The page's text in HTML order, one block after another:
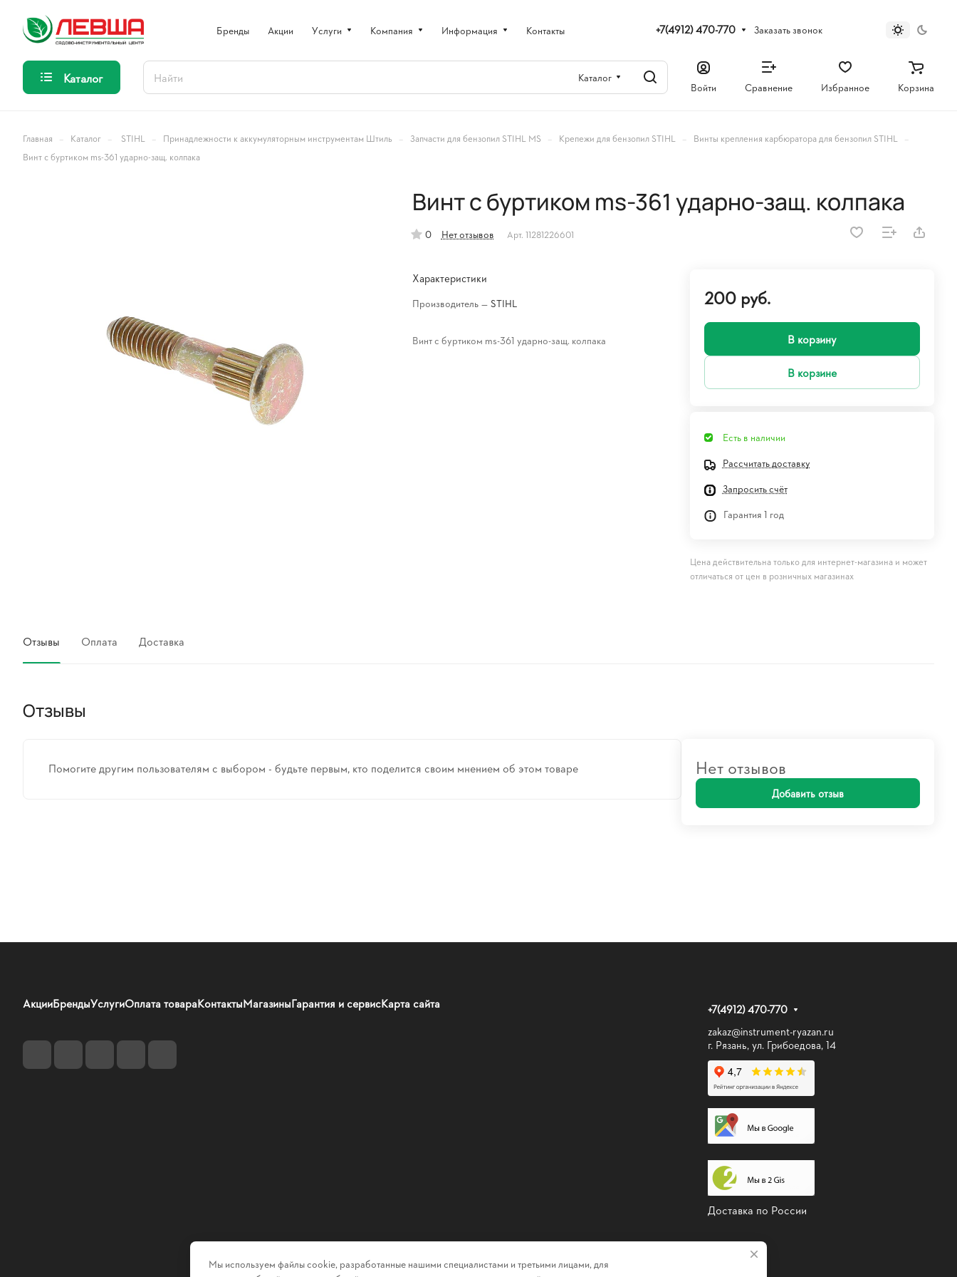
Бренды Акции Услуги Компания Информация Контакты +7(4912) 470-770 Заказать звонок
Каталог Каталог
Войти Сравнение Избранное Корзина
Главная – Каталог – STIHL – Принадлежности к аккумуляторным инструментам Штиль – Запчасти для бензопил STIHL MS – Крепежи для бензопил STIHL – Винты крепления карбюратора для бензопил STIHL –
Винт с буртиком ms-361 ударно-защ. колпака
Винт с буртиком ms-361 ударно-защ. колпака
0 Нет отзывов Арт. 11281226601
Характеристики
Производитель — STIHL
Винт с буртиком ms-361 ударно-защ. колпака
200 руб.
В корзину
В корзине
Есть в наличии
Рассчитать доставку
Запросить счёт
Гарантия 1 год
Цена действительна только для интернет-магазина и может
отличаться от цен в розничных магазинах
Отзывы Оплата Доставка
Отзывы
Помогите другим пользователям с выбором - будьте первым, кто поделится своим мнением об этом товаре Нет отзывов
Добавить отзыв
АкцииБрендыУслугиОплата товараКонтактыМагазиныГарантия и сервисКарта сайта
+7(4912) 470-770
zakaz@instrument-ryazan.ru
г. Рязань, ул. Грибоедова, 14
Доставка по России
Мы используем файлы cookie, разработанные нашими специалистами и третьими лицами, для